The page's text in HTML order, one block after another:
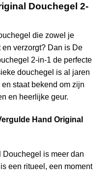
Douchegel 2-
die zowel je
en verzorgt? Dan is De
2-in-1 de perfecte
douchegel is al jaren
staat bekend om zijn
en heerlijke geur.
Hand Original
is meer dan
een ritueel, een moment